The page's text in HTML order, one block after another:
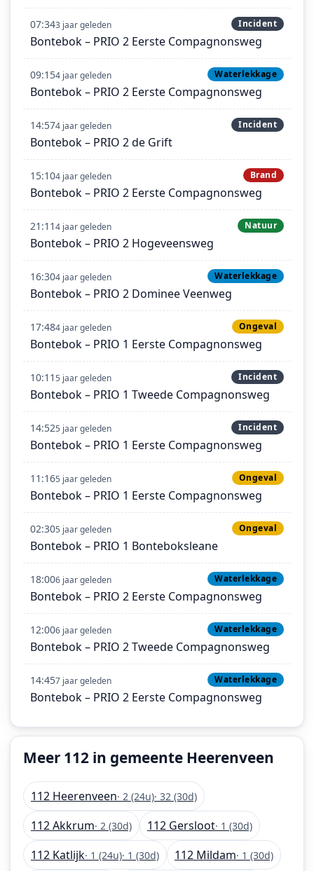
07:343 jaar geleden Incident
Bontebok – PRIO 2 Eerste Compagnonsweg
09:154 jaar geleden Waterlekkage
Bontebok – PRIO 2 Eerste Compagnonsweg
14:574 jaar geleden Incident
Bontebok – PRIO 2 de Grift
15:104 jaar geleden Brand
Bontebok – PRIO 2 Eerste Compagnonsweg
21:114 jaar geleden Natuur
Bontebok – PRIO 2 Hogeveensweg
16:304 jaar geleden Waterlekkage
Bontebok – PRIO 2 Dominee Veenweg
17:484 jaar geleden Ongeval
Bontebok – PRIO 1 Eerste Compagnonsweg
10:115 jaar geleden Incident
Bontebok – PRIO 1 Tweede Compagnonsweg
14:525 jaar geleden Incident
Bontebok – PRIO 1 Eerste Compagnonsweg
11:165 jaar geleden Ongeval
Bontebok – PRIO 1 Eerste Compagnonsweg
02:305 jaar geleden Ongeval
Bontebok – PRIO 1 Bonteboksleane
18:006 jaar geleden Waterlekkage
Bontebok – PRIO 2 Eerste Compagnonsweg
12:006 jaar geleden Waterlekkage
Bontebok – PRIO 2 Tweede Compagnonsweg
14:457 jaar geleden Waterlekkage
Bontebok – PRIO 2 Eerste Compagnonsweg
Meer 112 in gemeente Heerenveen
112 Heerenveen· 2 (24u)· 32 (30d)
112 Akkrum· 2 (30d) 112 Gersloot· 1 (30d)
112 Katlijk· 1 (24u)· 1 (30d) 112 Mildam· 1 (30d)